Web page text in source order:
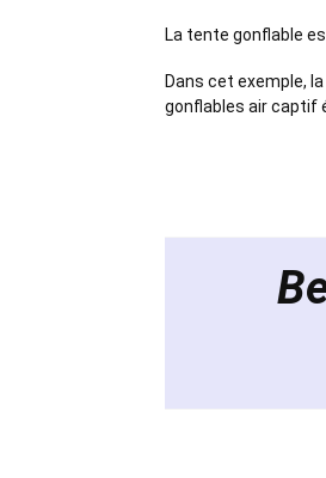
La tente gonflable
Dans cet exemple,
gonflables air captif